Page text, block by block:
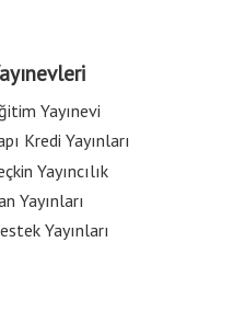
Yayınevi
Kredi Yayınları
Yayıncılık
Yayınları
Yayınları